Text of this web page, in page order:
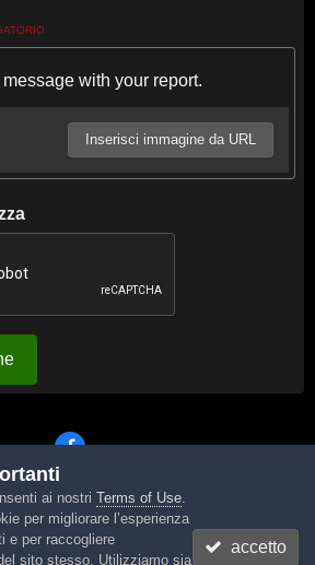
with your report.
Inserisci immagine da URL
Contattaci Cookies
by Invision Community
ai nostri Terms of Use.
per migliorare l’esperienza
e per raccogliere
sito stesso. Utilizziamo sia
accetto